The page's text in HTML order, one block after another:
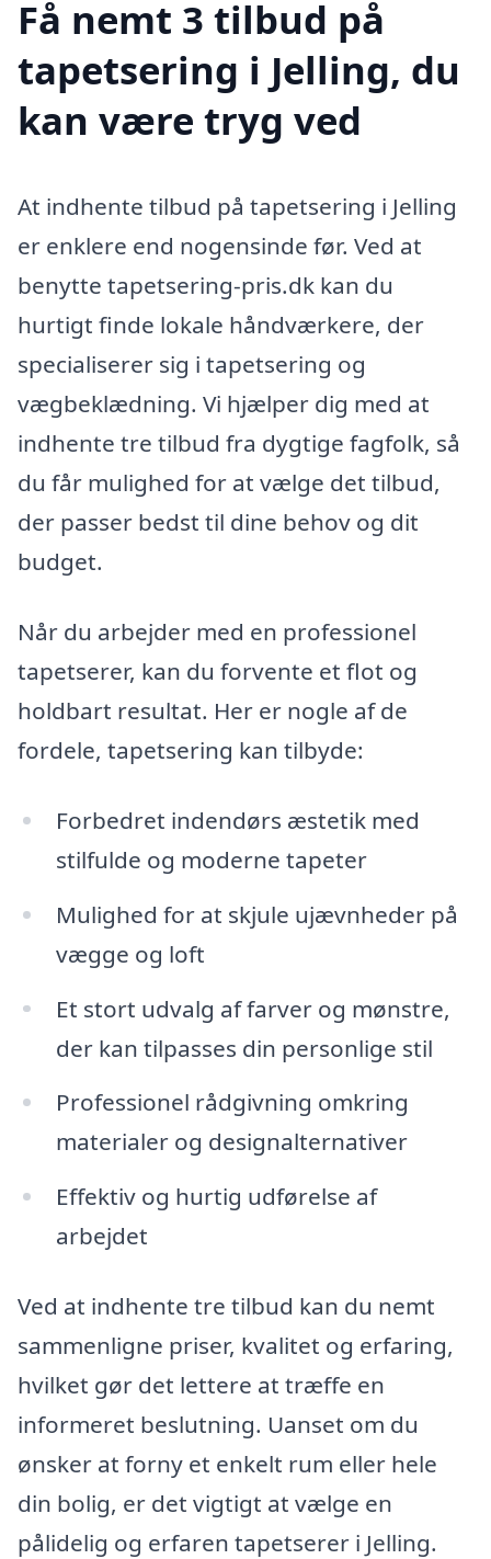
Få nemt 3 tilbud på
tapetsering i Jelling, du
kan være tryg ved
At indhente tilbud på tapetsering i Jelling
er enklere end nogensinde før. Ved at
benytte tapetsering-pris.dk kan du
hurtigt finde lokale håndværkere, der
specialiserer sig i tapetsering og
vægbeklædning. Vi hjælper dig med at
indhente tre tilbud fra dygtige fagfolk, så
du får mulighed for at vælge det tilbud,
der passer bedst til dine behov og dit
budget.
Når du arbejder med en professionel
tapetserer, kan du forvente et flot og
holdbart resultat. Her er nogle af de
fordele, tapetsering kan tilbyde:
Forbedret indendørs æstetik med
stilfulde og moderne tapeter
Mulighed for at skjule ujævnheder på
vægge og loft
Et stort udvalg af farver og mønstre,
der kan tilpasses din personlige stil
Professionel rådgivning omkring
materialer og designalternativer
Effektiv og hurtig udførelse af
arbejdet
Ved at indhente tre tilbud kan du nemt
sammenligne priser, kvalitet og erfaring,
hvilket gør det lettere at træffe en
informeret beslutning. Uanset om du
ønsker at forny et enkelt rum eller hele
din bolig, er det vigtigt at vælge en
pålidelig og erfaren tapetserer i Jelling.